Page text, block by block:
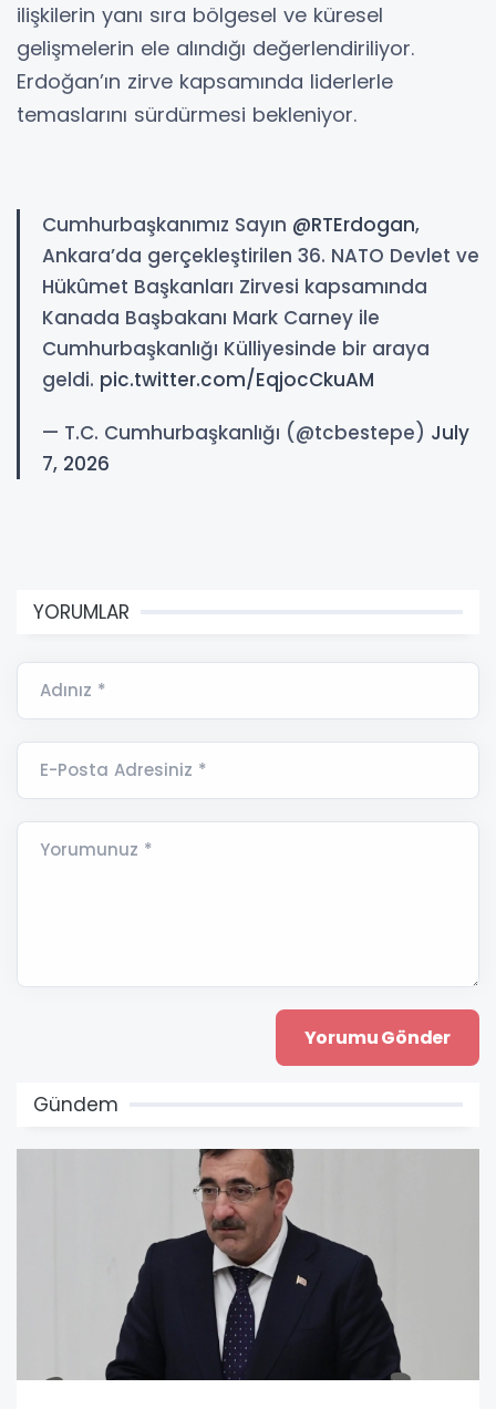
ilişkilerin yanı sıra bölgesel ve küresel
gelişmelerin ele alındığı değerlendiriliyor.
Erdoğan’ın zirve kapsamında liderlerle
temaslarını sürdürmesi bekleniyor.
Cumhurbaşkanımız Sayın @RTErdogan,
Ankara’da gerçekleştirilen 36. NATO Devlet ve
Hükûmet Başkanları Zirvesi kapsamında
Kanada Başbakanı Mark Carney ile
Cumhurbaşkanlığı Külliyesinde bir araya
geldi. pic.twitter.com/EqjocCkuAM
— T.C. Cumhurbaşkanlığı (@tcbestepe) July
7, 2026
YORUMLAR
Adınız *
E-Posta Adresiniz *
Yorumunuz *
Gündem